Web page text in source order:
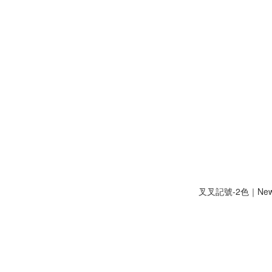
叉叉記號-2色｜